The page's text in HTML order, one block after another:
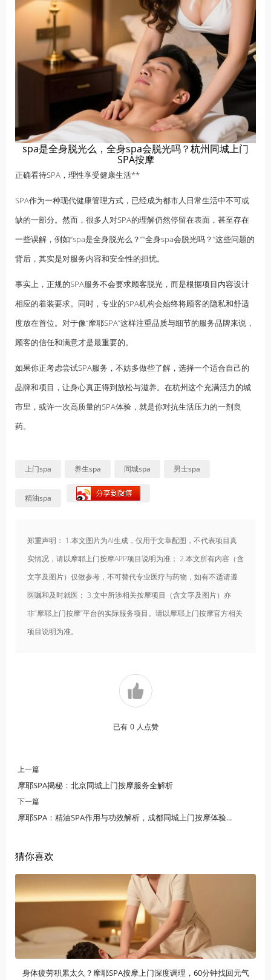
spa是全身脱光么，全身spa会脱光吗？杭州同城上门
SPA按摩
正确看待SPA，理性享受健康生活**
SPA作为一种现代健康管理方式，已经成为都市人日常生活中不可或
缺的一部分。然而，很多人对SPA的理解仍然停留在表面，甚至存在
一些误解，例如“spa是全身脱光么？”“全身spa会脱光吗？”这些问题的
背后，其实是对服务内容和安全性的担忧。
事实上，正规的SPA服务不会要求顾客脱光，而是根据项目内容设计
相应的着装要求。同时，专业的SPA机构会始终将顾客的隐私和舒适
度放在首位。对于像“摩耶SPA”这样注重品质与细节的服务品牌来说，
顾客的信任和满意才是最重要的。
如果你正考虑尝试SPA服务，不妨多做些了解，选择一个适合自己的
品牌和项目，让身心真正得到放松与滋养。在杭州这个充满活力的城
市里，或许一次高质量的SPA体验，就是你对抗生活压力的一剂良
药。
上门spa 养生spa 同城spa 男士spa
精油spa
郑重声明： 1.本文图片为AI生成，仅用于文章配图，不代表项目真
实情况，请以摩耶上门按摩APP项目说明为准； 2.本文所有内容（含
文字及图片）仅做参考，不可替代专业医疗与药物，如有不适请遵
医嘱和及时就医； 3.文中所涉相关按摩项目（含文字及图片）亦
非“摩耶上门按摩”平台的实际服务项目。请以摩耶上门按摩官方相关
项目说明为准。
已有 0 人点赞
上一篇
摩耶SPA揭秘：北京同城上门按摩服务全解析
下一篇
摩耶SPA：精油SPA作用与功效解析，成都同城上门按摩体验指南
猜你喜欢
身体疲劳积累太久？摩耶SPA按摩上门深度调理，60分钟找回元气